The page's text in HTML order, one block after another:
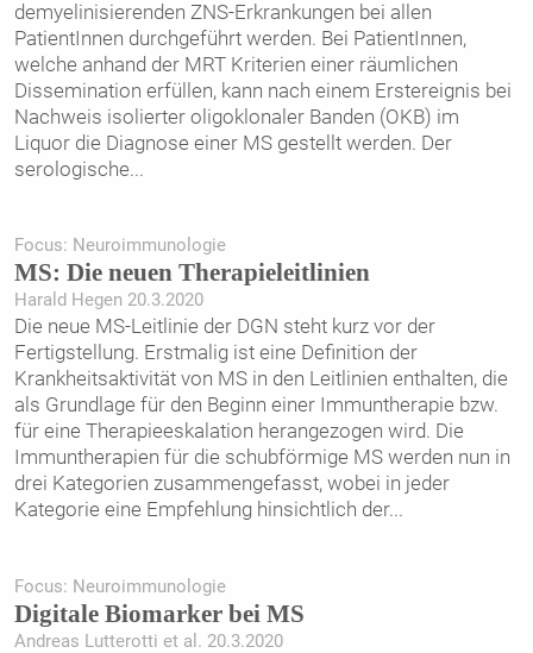
demyelinisierenden ZNS-Erkrankungen bei allen
PatientInnen durchgeführt werden. Bei PatientInnen,
welche anhand der MRT Kriterien einer räumlichen
Dissemination erfüllen, kann nach einem Erstereignis bei
Nachweis isolierter oligoklonaler Banden (OKB) im
Liquor die Diagnose einer MS gestellt werden. Der
serologische...
Focus: Neuroimmunologie
MS: Die neuen Therapieleitlinien
Harald Hegen 20.3.2020
Die neue MS-Leitlinie der DGN steht kurz vor der
Fertigstellung. Erstmalig ist eine Definition der
Krankheitsaktivität von MS in den Leitlinien enthalten, die
als Grundlage für den Beginn einer Immuntherapie bzw.
für eine Therapieeskalation herangezogen wird. Die
Immuntherapien für die schubförmige MS werden nun in
drei Kategorien zusammengefasst, wobei in jeder
Kategorie eine Empfehlung hinsichtlich der...
Focus: Neuroimmunologie
Digitale Biomarker bei MS
Andreas Lutterotti et al. 20.3.2020